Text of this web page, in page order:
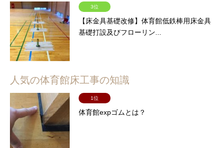
3位
【床金具基礎改修】体育館低鉄棒用床金具
基礎打設及びフローリン...
人気の体育館床工事の知識
1位
体育館expゴムとは？